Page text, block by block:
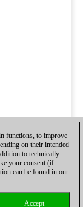
functions, to improve
on their intended
to technically
your consent (if
can be found in our
Accept